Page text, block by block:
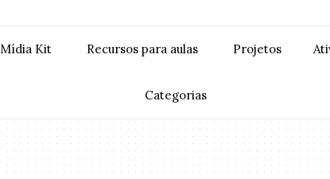
Mídia Kit Recursos para aulas Projetos
Categorias